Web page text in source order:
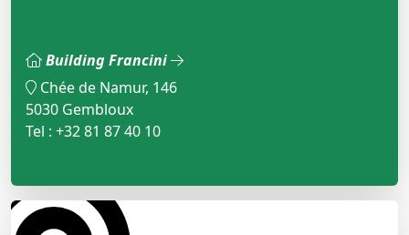
Building Francini
Chée de Namur, 146
5030 Gembloux
Tel : +32 81 87 40 10